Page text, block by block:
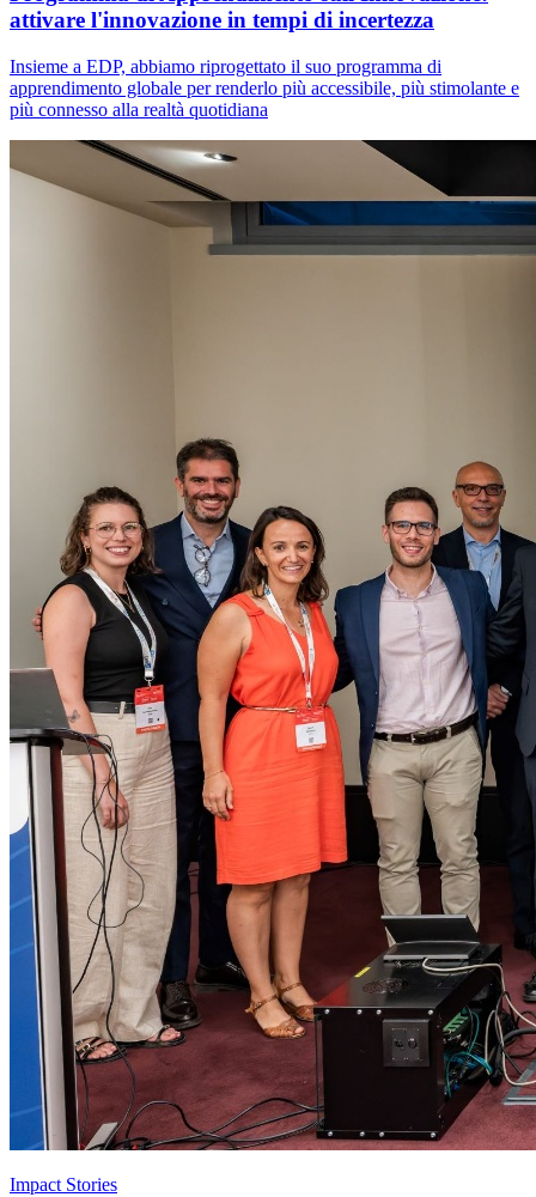
attivare l'innovazione in tempi di incertezza
Insieme a EDP, abbiamo riprogettato il suo programma di
apprendimento globale per renderlo più accessibile, più stimolante e
più connesso alla realtà quotidiana
Impact Stories